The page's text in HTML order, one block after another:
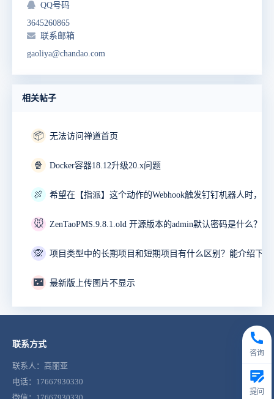
QQ号码
3645260865
联系邮箱
gaoliya@chandao.com
相关帖子
📦 无法访问禅道首页
🍿 Docker容器18.12升级20.x问题
🍖
🐭 ZenTaoPMS.9.8.1.old 开源版本的admin默认密码是什么？
🙊
🌃 最新版上传图片不显示
联系方式
联系人：高丽亚
电话：17667930330
咨询
提问